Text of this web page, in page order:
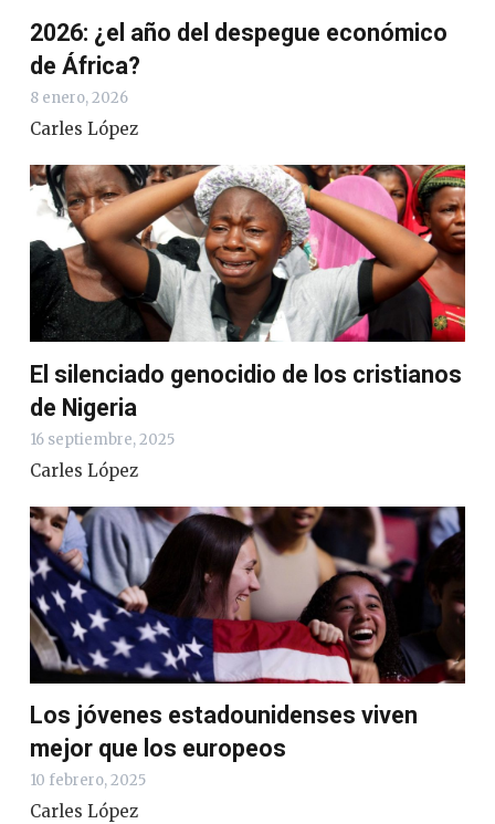
2026: ¿el año del despegue económico
de África?
8 enero, 2026
Carles López
El silenciado genocidio de los cristianos
de Nigeria
16 septiembre, 2025
Carles López
Los jóvenes estadounidenses viven
mejor que los europeos
10 febrero, 2025
Carles López